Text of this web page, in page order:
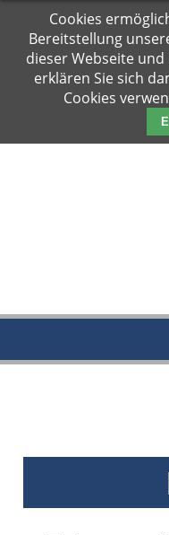
Navigation
überspringen
Hauptseite
Zuhause
gesucht
Archiv
Cookies
Bereitstellung
dieser Webseite
erklären Sie sich
Cookies